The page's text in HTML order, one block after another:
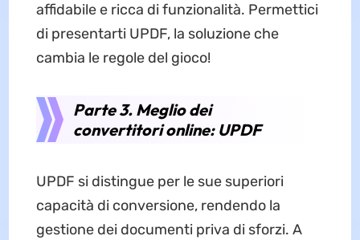
affidabile e ricca di funzionalità. Permettici
di presentarti UPDF, la soluzione che
cambia le regole del gioco!
Parte 3. Meglio dei
convertitori online: UPDF
UPDF si distingue per le sue superiori
capacità di conversione, rendendo la
gestione dei documenti priva di sforzi. A